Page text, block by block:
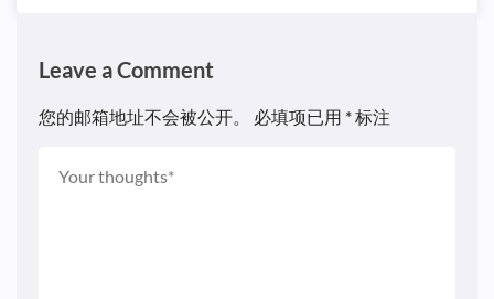
Leave a Comment
您的邮箱地址不会被公开。 必填项已用 *标注